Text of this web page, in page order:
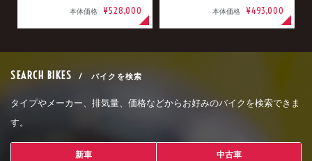
本体価格 ¥528,000 本体価格 ¥493,000
SEARCH BIKES / バイクを検索
タイプやメーカー、排気量、価格などからお好みのバイクを検索できま
す。
新車 中古車